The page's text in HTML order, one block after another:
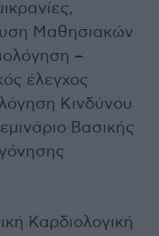
Μαθησιακών
–
έλεγχος
Κινδύνου
Βασικής
Καρδιολογική